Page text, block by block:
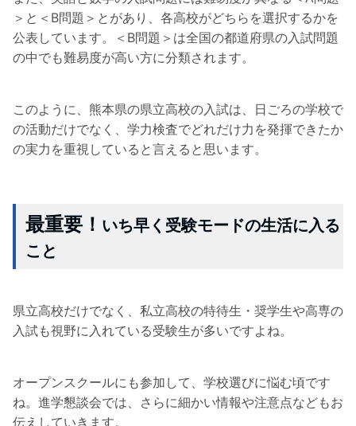
＞と＜B問題＞とがあり、各高校がどちらを選択するかを
公表しています。＜B問題＞は全国の都道府県の入試問題
の中でも難易度が高い方に分類されます。
このように、熊本県の県立高校の入試は、日ごろの学校で
の活動だけでなく、学力検査でどれだけ力を発揮できたか
の実力を重視していると言えると思います。
最重要！ いち早く受験モードの生活に入る
こと
県立高校だけでなく、私立高校の特待生・奨学生や高専の
入試も視野に入れている受験生が多いですよね。
オープンスクールにも参加して、学校選びに悩む頃です
ね。進学懇談会では、さらに細かい情報や注意点などもお
伝えしていきます。